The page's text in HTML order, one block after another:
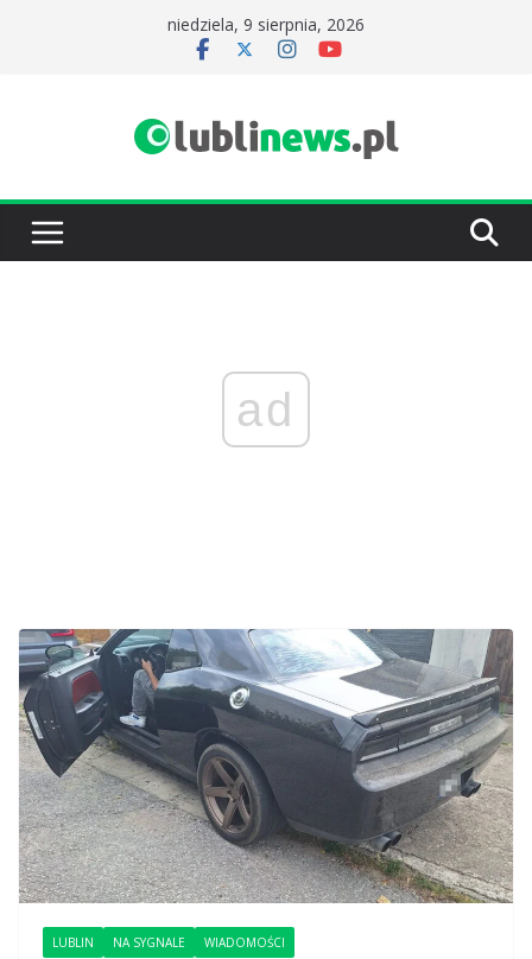
niedziela, 9 sierpnia, 2026
ad
LUBLIN NA SYGNALE WIADOMOŚCI